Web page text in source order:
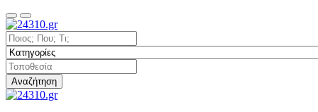
Αναζήτηση